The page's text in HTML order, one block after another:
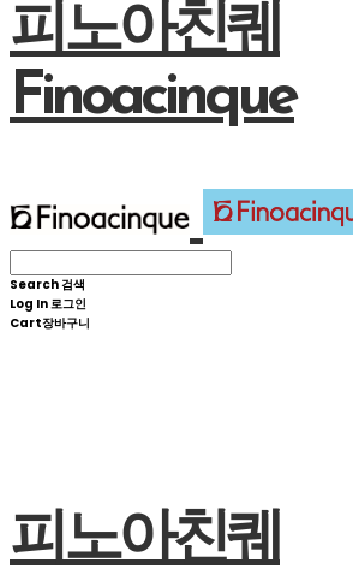
피노아친퀘
Finoacinque
Search검색
Log In로그인
Cart장바구니
피노아친퀘